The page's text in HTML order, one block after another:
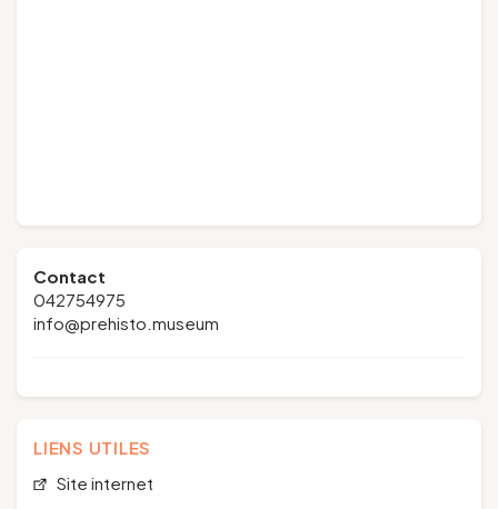
Contact
042754975
info@prehisto.museum
LIENS UTILES
Site internet